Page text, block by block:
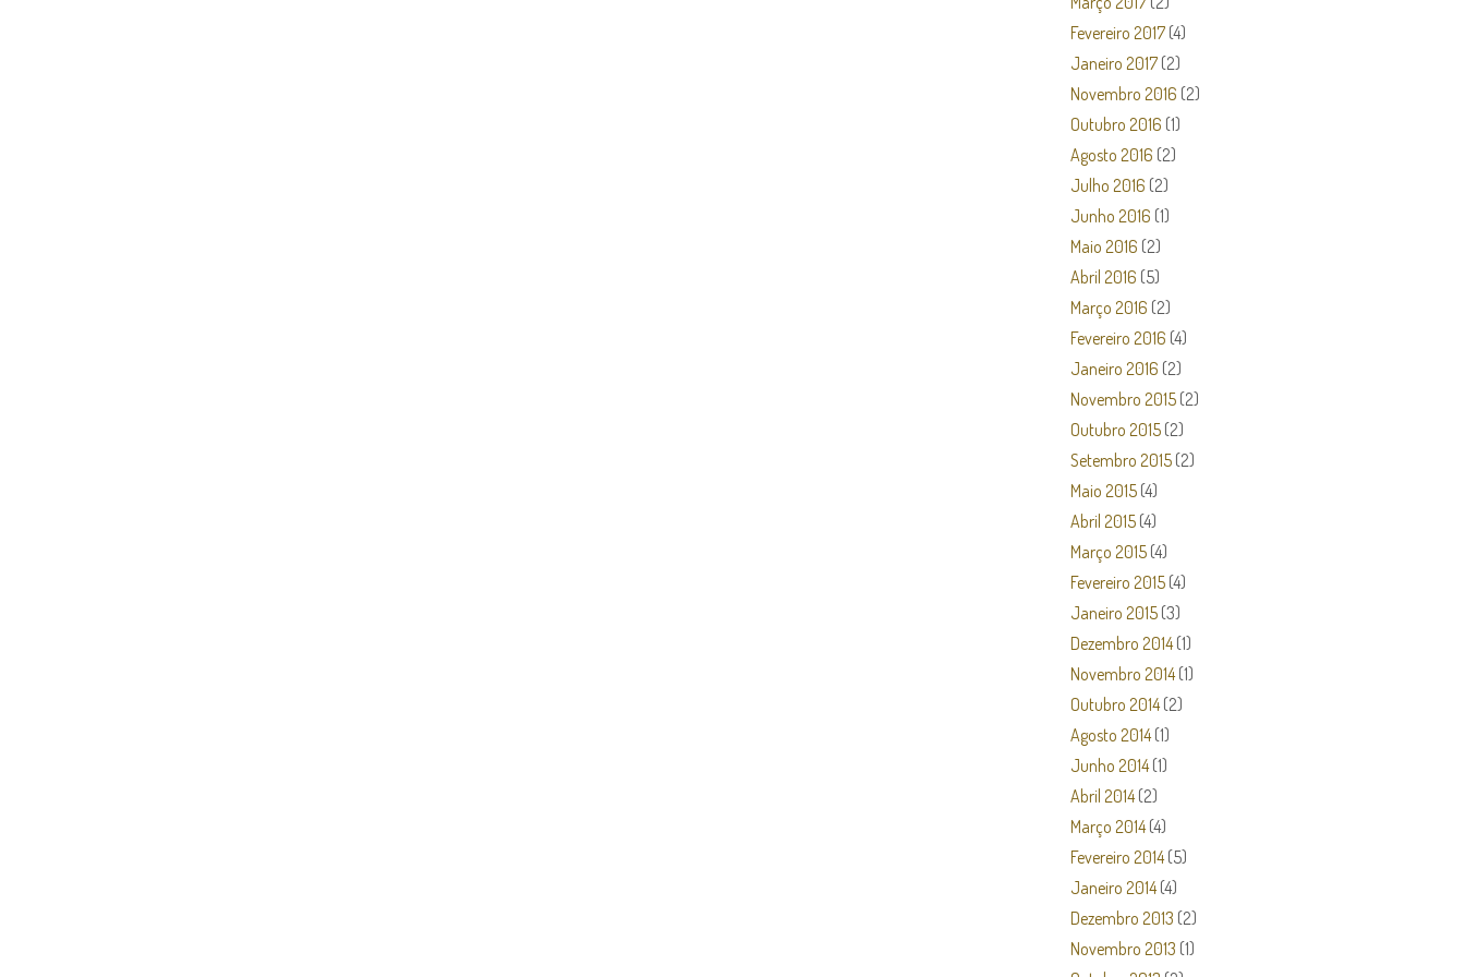
Fevereiro 2017 (4)
Janeiro 2017 (2)
Novembro 2016 (2)
Outubro 2016 (1)
Agosto 2016 (2)
Julho 2016 (2)
Junho 2016 (1)
Maio 2016 (2)
Abril 2016 (5)
Março 2016 (2)
Fevereiro 2016 (4)
Janeiro 2016 (2)
Novembro 2015 (2)
Outubro 2015 (2)
Setembro 2015 (2)
Maio 2015 (4)
Abril 2015 (4)
Março 2015 (4)
Fevereiro 2015 (4)
Janeiro 2015 (3)
Dezembro 2014(1)
Novembro 2014(1)
Outubro 2014(2)
Agosto 2014(1)
Junho 2014(1)
Abril 2014(2)
Março 2014(4)
Fevereiro 2014(5)
Janeiro 2014(4)
Dezembro 2013 (2)
Novembro 2013 (1)